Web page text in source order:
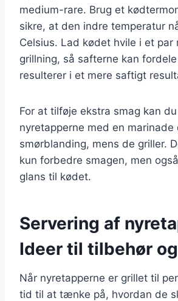
medium-rare. Brug et
sikre, at den indre temperatur
Celsius. Lad kødet hvile i et par
grillning, så safterne kan
resulterer i et mere saftigt
For at tilføje ekstra smag kan
nyretapperne med en marinade
smørblanding, mens de griller.
kun forbedre smagen, men
glans til kødet.
Servering af
Ideer til tilbehør
Når nyretapperne er grillet til
tid til at tænke på, hvordan de